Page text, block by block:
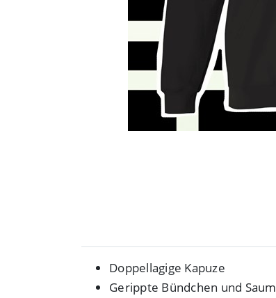
Doppellagige Kapuze
Gerippte Bündchen und Saum